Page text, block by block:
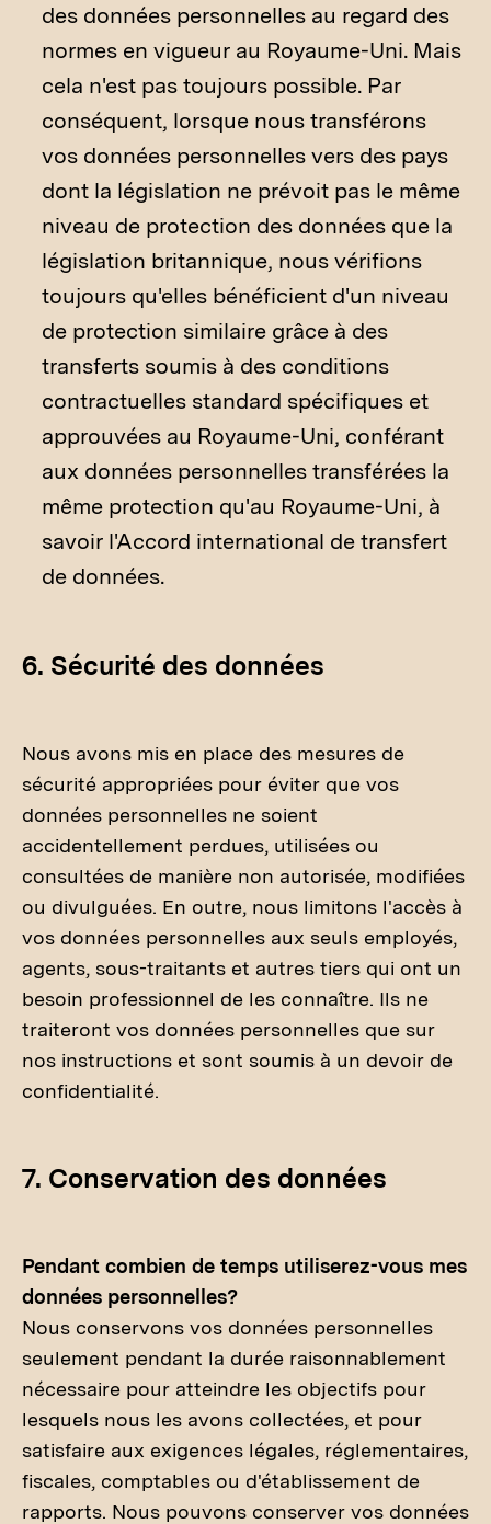
des données personnelles au regard des
normes en vigueur au Royaume-Uni. Mais
cela n'est pas toujours possible. Par
conséquent, lorsque nous transférons
vos données personnelles vers des pays
dont la législation ne prévoit pas le même
niveau de protection des données que la
législation britannique, nous vérifions
toujours qu'elles bénéficient d'un niveau
de protection similaire grâce à des
transferts soumis à des conditions
contractuelles standard spécifiques et
approuvées au Royaume-Uni, conférant
aux données personnelles transférées la
même protection qu'au Royaume-Uni, à
savoir l'Accord international de transfert
de données.
6. Sécurité des données
Nous avons mis en place des mesures de
sécurité appropriées pour éviter que vos
données personnelles ne soient
accidentellement perdues, utilisées ou
consultées de manière non autorisée, modifiées
ou divulguées. En outre, nous limitons l'accès à
vos données personnelles aux seuls employés,
agents, sous-traitants et autres tiers qui ont un
besoin professionnel de les connaître. Ils ne
traiteront vos données personnelles que sur
nos instructions et sont soumis à un devoir de
confidentialité.
7. Conservation des données
Pendant combien de temps utiliserez-vous mes
données personnelles?
Nous conservons vos données personnelles
seulement pendant la durée raisonnablement
nécessaire pour atteindre les objectifs pour
lesquels nous les avons collectées, et pour
satisfaire aux exigences légales, réglementaires,
fiscales, comptables ou d'établissement de
rapports. Nous pouvons conserver vos données